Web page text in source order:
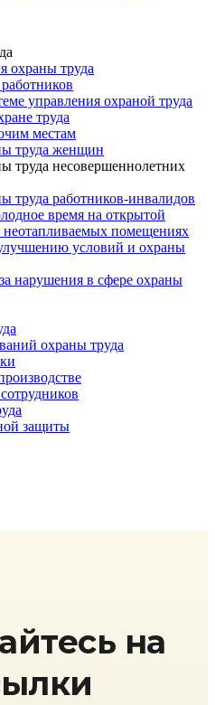
охраны труда
управления охраной труда
труда
местам
труда женщин
труда несовершеннолетних
труда работников-инвалидов
время на открытой
неотапливаемых помещениях
условий и охраны
нарушения в сфере охраны
охраны труда
защиты
на